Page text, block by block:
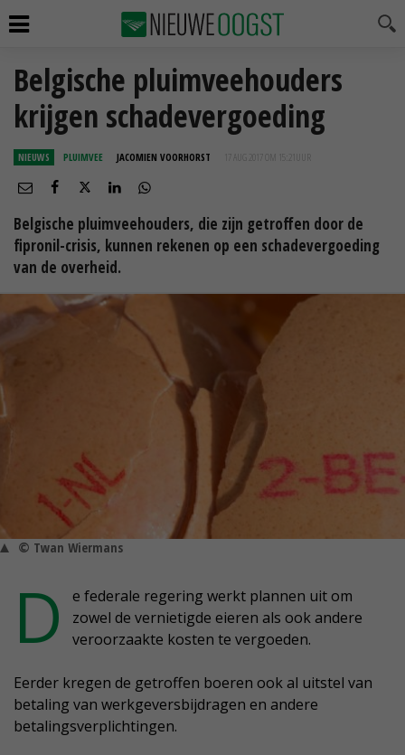
Belgische pluimveehouders
krijgen schadevergoeding
NIEUWS PLUIMVEE JACOMIEN VOORHORST 17 AUG 2017 OM 15:21
Belgische pluimveehouders, die zijn getroffen door de
fipronil-crisis, kunnen rekenen op een schadevergoeding
van de overheid.
© Twan Wiermans
D
e federale regering werkt plannen uit om
zowel de vernietigde eieren als ook andere
veroorzaakte kosten te vergoeden.
Eerder kregen de getroffen boeren ook al uitstel van
betaling van werkgeversbijdragen en andere
betalingsverplichtingen.